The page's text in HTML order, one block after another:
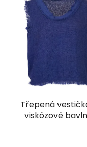
Třepená
viskózové